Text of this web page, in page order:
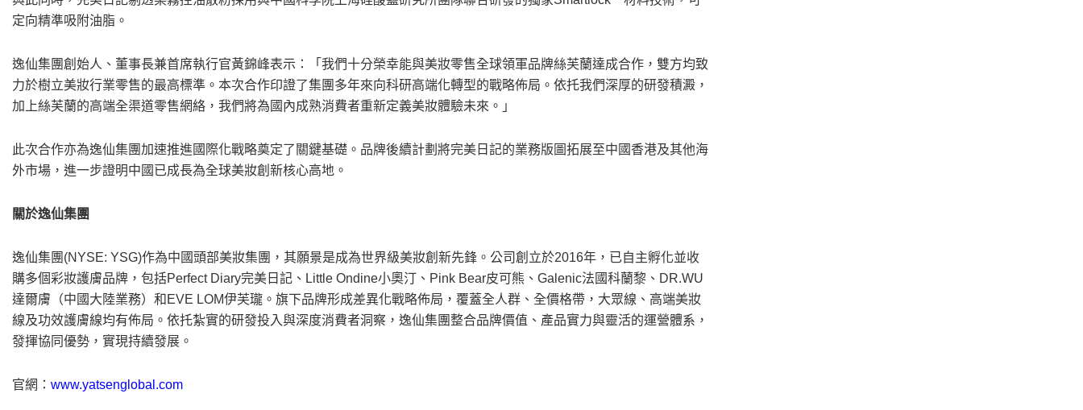
定向精準吸附油脂。
逸仙集團創始人、董事長兼首席執行官黃錦峰表示：「我們十分榮幸能與美妝零售全球領軍品牌絲芙蘭達成合作，雙方均致
力於樹立美妝行業零售的最高標準。本次合作印證了集團多年來向科研高端化轉型的戰略佈局。依托我們深厚的研發積澱，
加上絲芙蘭的高端全渠道零售網絡，我們將為國內成熟消費者重新定義美妝體驗未來。」
此次合作亦為逸仙集團加速推進國際化戰略奠定了關鍵基礎。品牌後續計劃將完美日記的業務版圖拓展至中國香港及其他海
外市場，進一步證明中國已成長為全球美妝創新核心高地。
關於逸仙集團
逸仙集團(NYSE: YSG)作為中國頭部美妝集團，其願景是成為世界級美妝創新先鋒。公司創立於2016年，已自主孵化並收
購多個彩妝護膚品牌，包括Perfect Diary完美日記、Little Ondine小奧汀、Pink Bear皮可熊、Galenic法國科蘭黎、DR.WU
達爾膚（中國大陸業務）和EVE LOM伊芙瓏。旗下品牌形成差異化戰略佈局，覆蓋全人群、全價格帶，大眾線、高端美妝
線及功效護膚線均有佈局。依托紮實的研發投入與深度消費者洞察， 逸仙集團整合品牌價值、產品實力與靈活的運營體系，
發揮協同優勢，實現持續發展。
官網： www.yatsenglobal.com